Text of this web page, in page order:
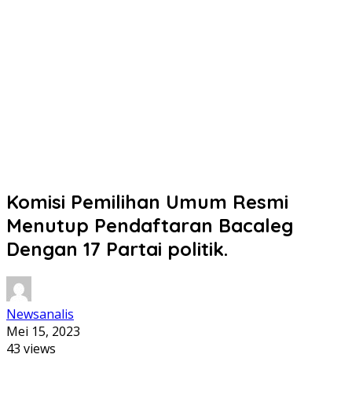
Komisi Pemilihan Umum Resmi
Menutup Pendaftaran Bacaleg
Dengan 17 Partai politik.
Newsanalis
Mei 15, 2023
43 views